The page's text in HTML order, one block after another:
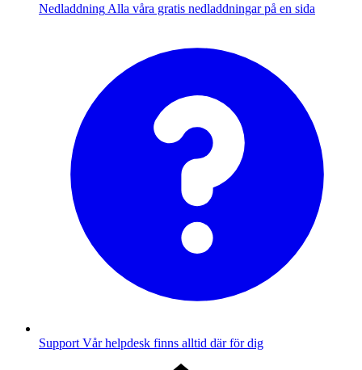
Nedladdning Alla våra gratis nedladdningar på en sida
Support Vår helpdesk finns alltid där för dig